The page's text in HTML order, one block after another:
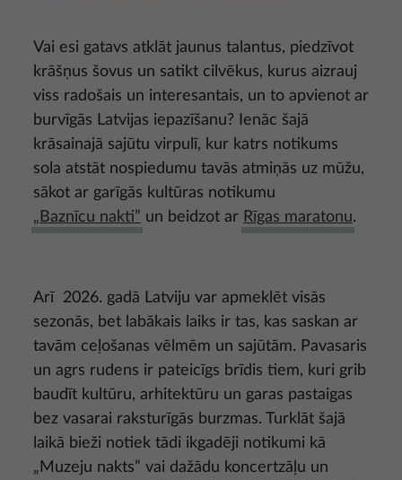
Vai esi gatavs atklāt jaunus talantus, piedzīvot
krāšņus šovus un satikt cilvēkus, kurus aizrauj
viss radošais un interesantais, un to apvienot ar
burvīgās Latvijas iepazīšanu? Ienāc šajā
krāsainajā sajūtu virpulī, kur katrs notikums
sola atstāt nospiedumu tavās atmiņās uz mūžu,
sākot ar garīgās kultūras notikumu
„Baznīcu nakti” un beidzot ar Rīgas maratonu.
Arī 2026. gadā Latviju var apmeklēt visās
sezonās, bet labākais laiks ir tas, kas saskan ar
tavām ceļošanas vēlmēm un sajūtām. Pavasaris
un agrs rudens ir pateicīgs brīdis tiem, kuri grib
baudīt kultūru, arhitektūru un garas pastaigas
bez vasarai raksturīgās burzmas. Turklāt šajā
laikā bieži notiek tādi ikgadēji notikumi kā
„Muzeju nakts” vai dažādu koncertzāļu un